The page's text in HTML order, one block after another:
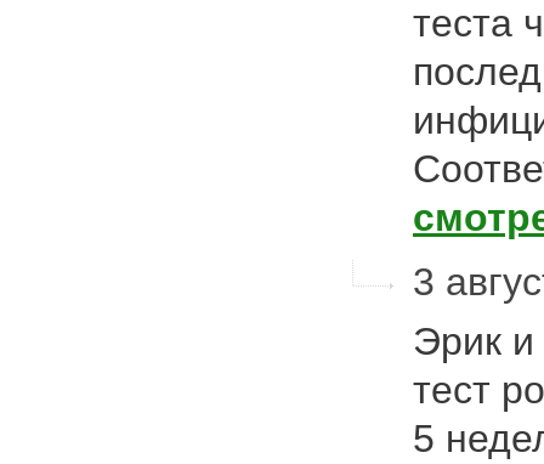
теста
3
Эрик
тест
5